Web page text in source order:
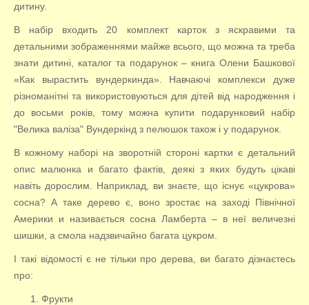
дитину.
В набір входить 20 комплект карток з яскравими та
детальними зображеннями майже всього, що можна та треба
знати дитині, каталог та подарунок – книга Олени Башкової
«Как вырастить вундеркинда». Навчаючі комплекси дуже
різноманітні та використовуються для дітей від народження і
до восьми років, тому можна купити подарунковий набір
"Велика валіза" Вундеркінд з пелюшок також і у подарунок.
В кожному наборі на зворотній стороні картки є детальний
опис малюнка и багато фактів, деякі з яких будуть цікаві
навіть дорослим. Наприклад, ви знаєте, що існує «цукрова»
сосна? А таке дерево є, воно зростає на заході Північної
Америки и називається сосна Ламберта – в неї величезні
шишки, а смола надзвичайно багата цукром.
І такі відомості є не тільки про дерева, ви багато дізнаєтесь
про:
Фрукти